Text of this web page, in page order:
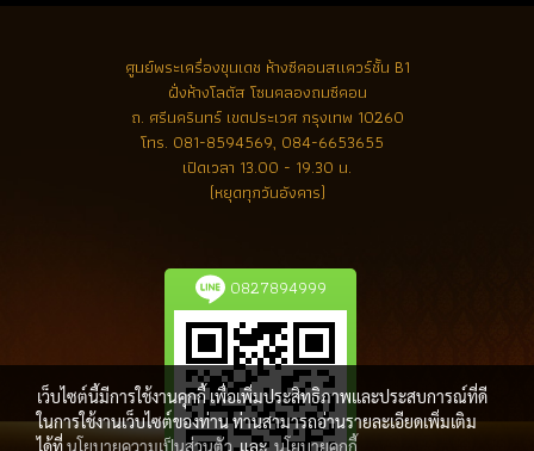
ศูนย์พระเครื่องขุนเดช ห้างซีคอนสแควร์ชั้น B1
ฝั่งห้างโลตัส โซนคลองถมซีคอน
ถ. ศรีนครินทร์ เขตประเวศ กรุงเทพ 10260
โทร. 081-8594569, 084-6653655
เปิดเวลา 13.00 - 19.30 น.
(หยุดทุกวันอังคาร)
0827894999
เว็บไซต์นี้มีการใช้งานคุกกี้ เพื่อเพิ่มประสิทธิภาพและประสบการณ์ที่ดี
ในการใช้งานเว็บไซต์ของท่าน ท่านสามารถอ่านรายละเอียดเพิ่มเติม
ได้ที่นโยบายความเป็นส่วนตัวและ นโยบายคุกกี้